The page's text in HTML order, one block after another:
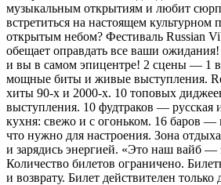
музыкальным открытиям и любит
встретиться на настоящем культурном
открытым небом? Фестиваль Russian
обещает оправдать все ваши
и вы в самом эпицентре! 2 сцены — 1
мощные биты и живые выступления.
хиты 90-х и 2000-х. 10 топовых
выступления. 10 фудтраков — русская
кухня: свежо и с огоньком. 16 баров —
что нужно для настроения. Зона
и зарядись энергией. «Это наш вайб
Количество билетов ограничено.
и возврату. Билет действителен